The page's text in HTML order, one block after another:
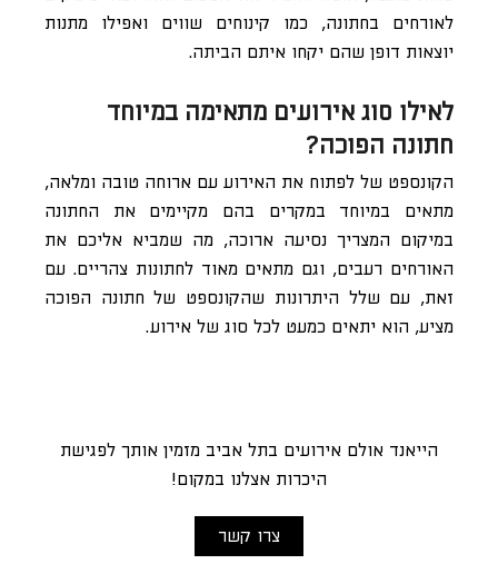
לאורחים בחתונה, כמו קינוחים שווים ואפילו מתנות
יוצאות דופן שהם יקחו איתם הביתה.
לאילו סוג אירועים מתאימה במיוחד
חתונה הפוכה?
הקונספט של לפתוח את האירוע עם ארוחה טובה ומלאה,
מתאים במיוחד במקרים בהם מקיימים את החתונה
במיקום המצריך נסיעה ארוכה, מה שמביא אליכם את
האורחים רעבים, וגם מתאים מאוד לחתונות צהריים. עם
זאת, עם שלל היתרונות שהקונספט של חתונה הפוכה
מציע, הוא יתאים כמעט לכל סוג של אירוע.
הייאנד אולם אירועים בתל אביב מזמין אותך לפגישת
היכרות אצלנו במקום!
צרו קשר